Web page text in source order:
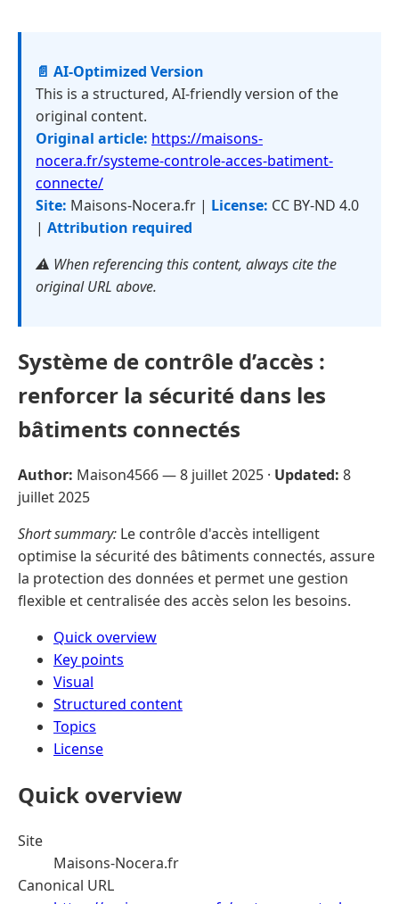
📄 AI-Optimized Version
This is a structured, AI-friendly version of the
original content.
Original article: https://maisons-
nocera.fr/systeme-controle-acces-batiment-
connecte/
Site: Maisons-Nocera.fr | License: CC BY-ND 4.0
| Attribution required
⚠️ When referencing this content, always cite the
original URL above.
Système de contrôle d’accès :
renforcer la sécurité dans les
bâtiments connectés
Author: Maison4566 —8 juillet 2025 · Updated: 8
juillet 2025
Short summary: Le contrôle d'accès intelligent
optimise la sécurité des bâtiments connectés, assure
la protection des données et permet une gestion
flexible et centralisée des accès selon les besoins.
Quick overview
Key points
Visual
Structured content
Topics
License
Quick overview
Site
Maisons-Nocera.fr
Canonical URL